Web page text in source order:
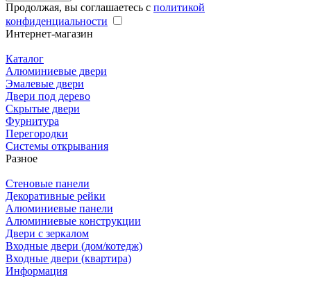
Продолжая, вы соглашаетесь с политикой
конфиденциальности
Интернет-магазин
Каталог
Алюминиевые двери
Эмалевые двери
Двери под дерево
Скрытые двери
Фурнитура
Перегородки
Системы открывания
Разное
Стеновые панели
Декоративные рейки
Алюминиевые панели
Алюминиевые конструкции
Двери с зеркалом
Входные двери (дом/котедж)
Входные двери (квартира)
Информация